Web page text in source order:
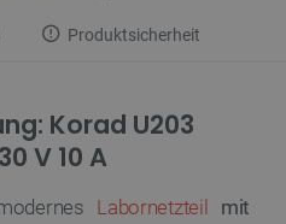
Produktsicherheit
Korad U203
V 10 A
Labornetzteil mit